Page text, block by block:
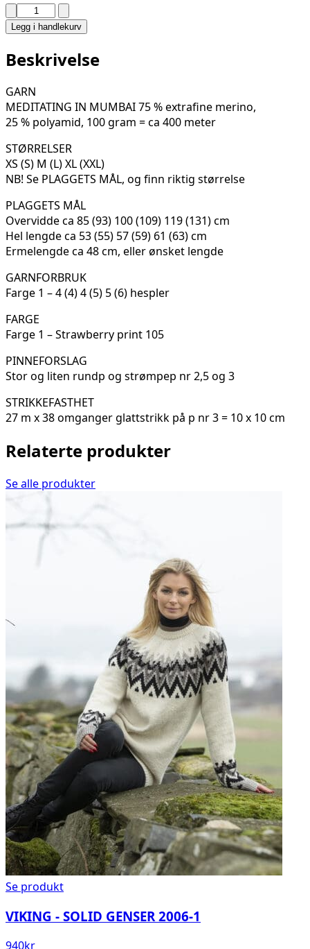
NIRMALA
GENSER
BM
14-
13
antall
Legg i handlekurv
Beskrivelse
GARN
MEDITATING IN MUMBAI 75 % extrafine merino,
25 % polyamid, 100 gram = ca 400 meter
STØRRELSER
XS (S) M (L) XL (XXL)
NB! Se PLAGGETS MÅL, og finn riktig størrelse
PLAGGETS MÅL
Overvidde ca 85 (93) 100 (109) 119 (131) cm
Hel lengde ca 53 (55) 57 (59) 61 (63) cm
Ermelengde ca 48 cm, eller ønsket lengde
GARNFORBRUK
Farge 1 – 4 (4) 4 (5) 5 (6) hespler
FARGE
Farge 1 – Strawberry print 105
PINNEFORSLAG
Stor og liten rundp og strømpep nr 2,5 og 3
STRIKKEFASTHET
27 m x 38 omganger glattstrikk på p nr 3 = 10 x 10 cm
Relaterte produkter
Se alle produkter
Se produkt
VIKING - SOLID GENSER 2006-1
940kr